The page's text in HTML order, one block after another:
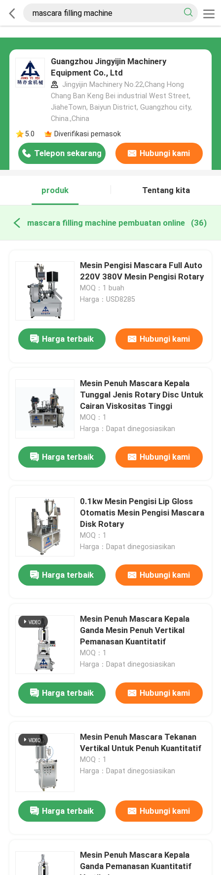
Guangzhou Jingyijin Machinery
Equipment Co., Ltd
Jingyijin Machinery No.22,Chang Hong
Chang Ban Keng Bei industrial West Street,
JiaheTown, Baiyun District, Guangzhou city,
China.,China
5.0
Diverifikasi pemasok
Telepon sekarang Hubungi kami
produk Tentang kita
mascara filling machine pembuatan online (36)
Mesin Pengisi Mascara Full Auto
220V 380V Mesin Pengisi Rotary
MOQ：1 buah
Harga：USD8285
Harga terbaik Hubungi kami
Mesin Penuh Mascara Kepala
Tunggal Jenis Rotary Disc Untuk
Cairan Viskositas Tinggi
MOQ：1
Harga：Dapat dinegosiasikan
Harga terbaik Hubungi kami
0.1kw Mesin Pengisi Lip Gloss
Otomatis Mesin Pengisi Mascara
Disk Rotary
MOQ：1
Harga：Dapat dinegosiasikan
Harga terbaik Hubungi kami
Mesin Penuh Mascara Kepala
Ganda Mesin Penuh Vertikal
Pemanasan Kuantitatif
MOQ：1
Harga：Dapat dinegosiasikan
Harga terbaik Hubungi kami
Mesin Penuh Mascara Tekanan
Vertikal Untuk Penuh Kuantitatif
MOQ：1
Harga：Dapat dinegosiasikan
Harga terbaik Hubungi kami
Mesin Penuh Mascara Kepala
Ganda Pemanasan Kuantitatif